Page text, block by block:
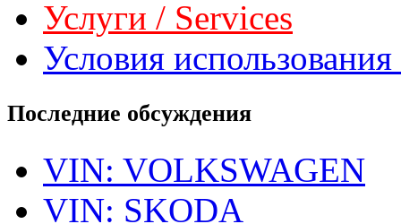
Услуги / Services
Условия
Последние обсуждения
VIN: VOLKSWAGEN
VIN: SKODA